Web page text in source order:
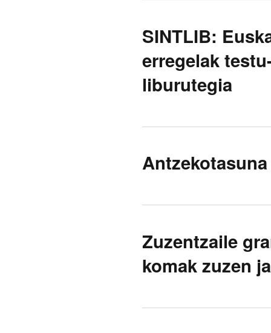
SINTLIB:
erregelak
liburutegia
Zuzentzaile
komak zuzen